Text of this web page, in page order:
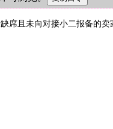
席且未向对接小二报备的